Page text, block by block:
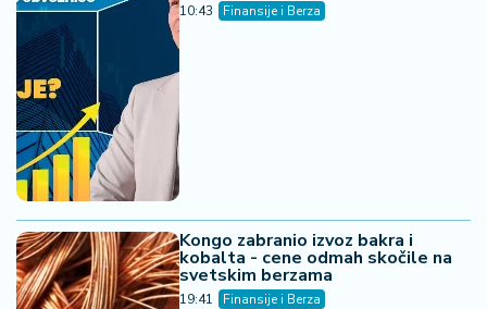
10:43 Finansije i Berza
Kongo zabranio izvoz bakra i
kobalta - cene odmah skočile na
svetskim berzama
19:41 Finansije i Berza